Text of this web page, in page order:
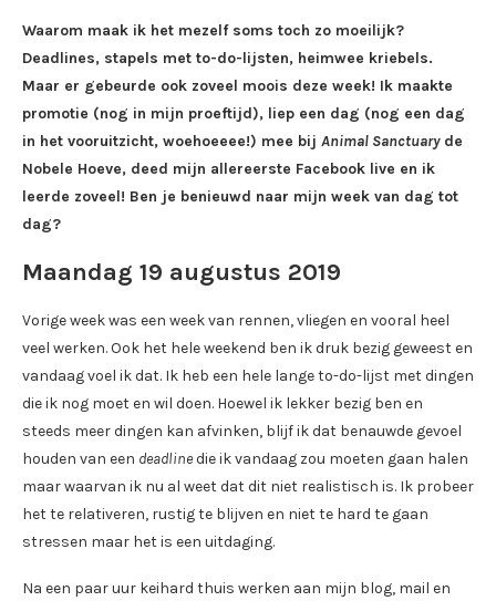
Waarom maak ik het mezelf soms toch zo moeilijk?
Deadlines, stapels met to-do-lijsten, heimwee kriebels.
Maar er gebeurde ook zoveel moois deze week! Ik maakte
promotie (nog in mijn proeftijd), liep een dag (nog een dag
in het vooruitzicht, woehoeeee!) mee bij Animal Sanctuaryde
Nobele Hoeve, deed mijn allereerste Facebook live en ik
leerde zoveel! Ben je benieuwd naar mijn week van dag tot
dag?
Maandag 19 augustus 2019
Vorige week was een week van rennen, vliegen en vooral heel
veel werken. Ook het hele weekend ben ik druk bezig geweest en
vandaag voel ik dat. Ik heb een hele lange to-do-lijst met dingen
die ik nog moet en wil doen. Hoewel ik lekker bezig ben en
steeds meer dingen kan afvinken, blijf ik dat benauwde gevoel
houden van een deadlinedie ik vandaag zou moeten gaan halen
maar waarvan ik nu al weet dat dit niet realistisch is. Ik probeer
het te relativeren, rustig te blijven en niet te hard te gaan
stressen maar het is een uitdaging.
Na een paar uur keihard thuis werken aan mijn blog, mail en